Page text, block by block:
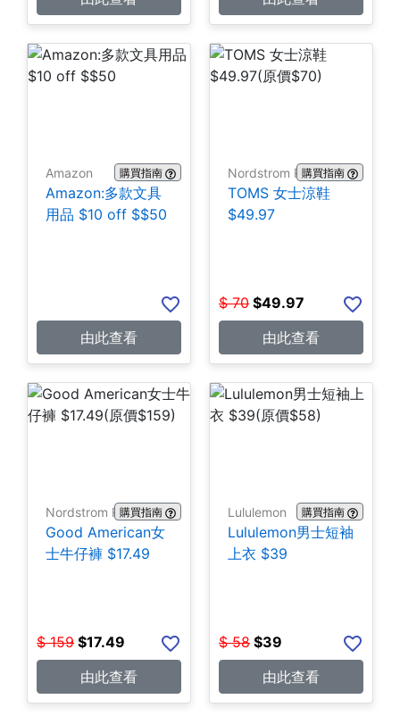
Amazon 購買指南
Amazon:多款文具
用品 $10 off $$50
由此查看
Nordstrom Rack購買指南
TOMS 女士涼鞋
$49.97
$ 70 $49.97
由此查看
Nordstrom Rack購買指南
Good American女
士牛仔褲 $17.49
$ 159 $17.49
由此查看
Lululemon 購買指南
Lululemon男士短袖
上衣 $39
$ 58 $39
由此查看